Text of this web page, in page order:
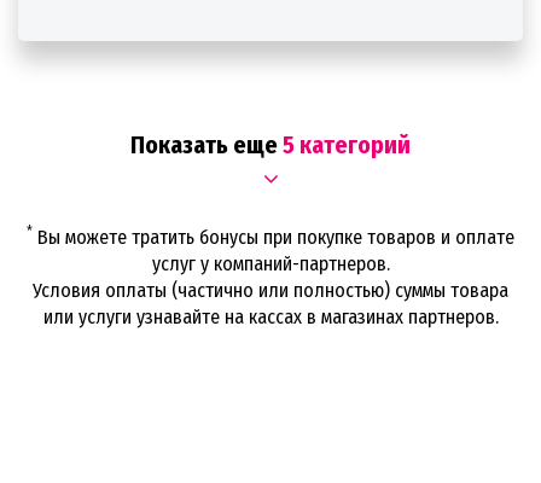
Показать еще5 категорий
* Вы можете тратить бонусы при покупке товаров и оплате
услуг у компаний-партнеров.
Условия оплаты (частично или полностью) суммы товара
или услуги узнавайте на кассах в магазинах партнеров.